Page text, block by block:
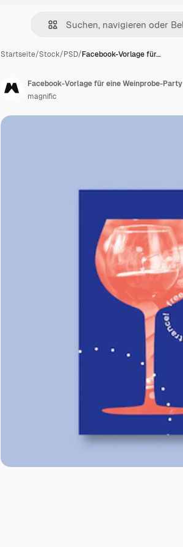
Startseite/Stock/PSD/Facebook-Vorlage für…
Facebook-Vorlage für eine Weinprobe-Party
magnific